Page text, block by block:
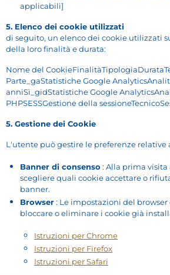
applicabili]
5. Elenco dei cookie utilizzati
di seguito, un elenco dei cookie utilizzati
della loro finalità e durata:
Nome del
Parte_gaStatistiche Google
anniSì_gidStatistiche Google
PHPSESSGestione della
5. Gestione dei Cookie
L'utente può gestire le preferenze relative
Banner di consenso : Alla prima
scegliere quali cookie accettare o
banner.
Browser: Le impostazioni del
bloccare o eliminare i cookie già
Istruzioni perChrome
Istruzioni per Firefox
Istruzioni perSafari